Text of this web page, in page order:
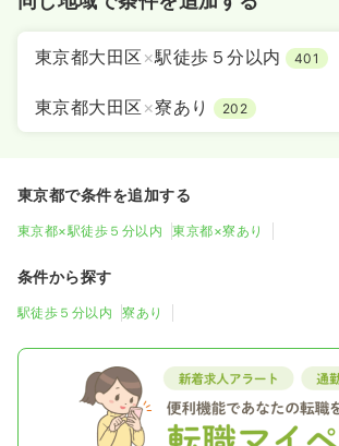
東京都大田区 ×駅徒歩５分以内 401
東京都大田区 ×寮あり 202
東京都で条件を追加する
東京都×駅徒歩５分以内 東京都×寮あり
条件から探す
駅徒歩５分以内 寮あり